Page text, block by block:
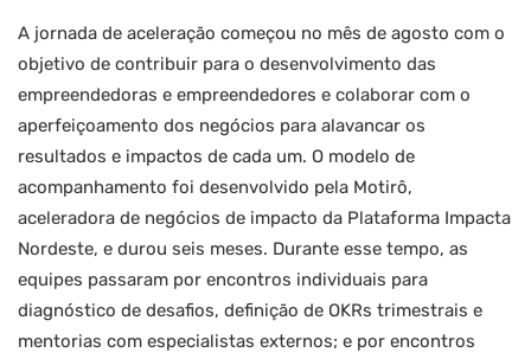
A jornada de aceleração começou no mês de agosto com o
objetivo de contribuir para o desenvolvimento das
empreendedoras e empreendedores e colaborar com o
aperfeiçoamento dos negócios para alavancar os
resultados e impactos de cada um. O modelo de
acompanhamento foi desenvolvido pela Motirô,
aceleradora de negócios de impacto da Plataforma Impacta
Nordeste, e durou seis meses. Durante esse tempo, as
equipes passaram por encontros individuais para
diagnóstico de desafios, definição de OKRs trimestrais e
mentorias com especialistas externos; e por encontros